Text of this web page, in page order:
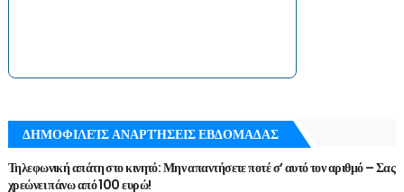
ΔΗΜΟΦΙΛΕΊΣ ΑΝΑΡΤΉΣΕΙΣ ΕΒΔΟΜΑΔΑΣ
Τηλεφωνική απάτη στο κινητό: Μην απαντήσετε ποτέ σ’ αυτό τον αριθμό – Σας
χρεώνει πάνω από 100 ευρώ!